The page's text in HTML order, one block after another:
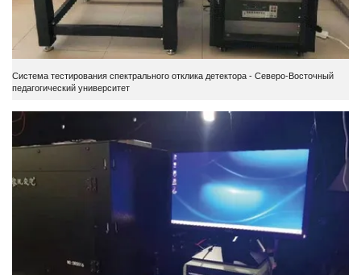
Система тестирования спектрального отклика детектора - Северо-Восточный
педагогический университет